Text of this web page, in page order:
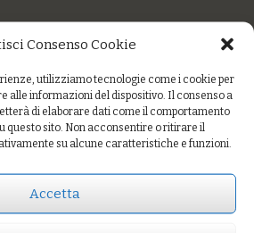
Consenso Cookie
utilizziamo tecnologie come i cookie per
alle informazioni del dispositivo. Il consenso a
di elaborare dati come il comportamento
questo sito. Non acconsentire o ritirare il
su alcune caratteristiche e funzioni.
Accetta